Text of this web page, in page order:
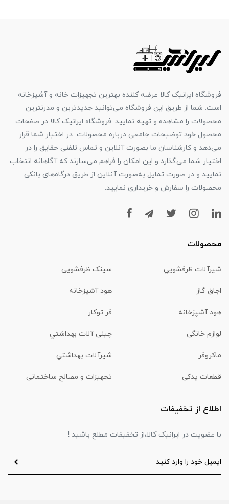
فروشگاه ایرانیک کالا عرضه کننده بهترین تجهیزات خانه و آشپزخانه
است. شما از طریق این فروشگاه می‌توانید جدیدترین و مدرنترین
محصولات را مشاهده و تهیه نمایید. فروشگاه ایرانیک کالا در صفحات
محصول خود توضیحات جامعی درباره محصولات در اختیار شما قرار
می‌دهد و کارشناسان ما بصورت آنلاین و تماس تلفنی حقایق را در
اختیار شما می‌گذارد و این امکان را فراهم می‌سازند که آگاهانه انتخاب
نمایید و در صورت تمایل به‌صورت آنلاین از طریق درگاه‌های بانکی
محصولات را سفارش و خریداری نمایید.
محصولات
شیرآلات ظرفشويي سینک ظرفشویی
اجاق گاز هود آشپزخانه
هود آشپزخانه فر توکار
لوازم خانگی چینی آلات بهداشتي
ماكروفر شیرآلات بهداشتي
قطعات یدکی تجهیزات و مصالح ساختمانی
اطلاع از تخفیفات
با عضویت در ایرانیک کالا،از تخفیفات مطلع باشید !